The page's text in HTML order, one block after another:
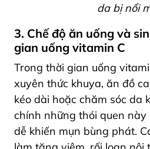
da bị nổi
3. Chế độ ăn uống và
gian uống vitamin C
Trong thời gian uống
xuyên thức khuya, ăn đồ
kéo dài hoặc chăm sóc da
chính những thói quen
dễ khiến mụn bùng phát.